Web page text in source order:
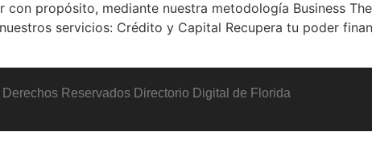
propósito, mediante nuestra metodología Business
servicios: Crédito y Capital Recupera tu poder
Reservados Directorio Digital de Florida